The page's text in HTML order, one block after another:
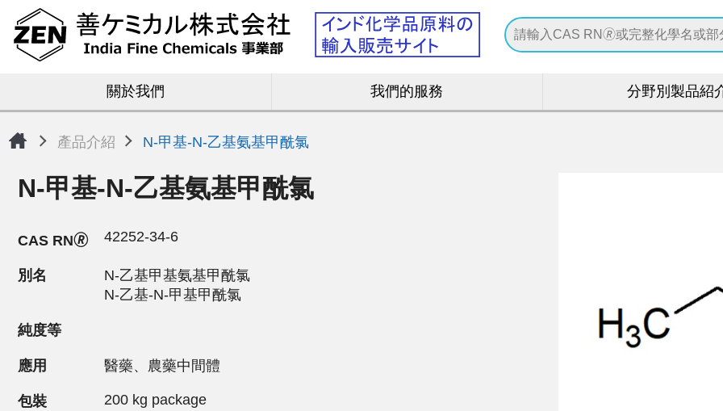
關於我們 我們的服務 分野別製品紹
產品介紹 N-甲基-N-乙基氨基甲酰氯
N-甲基-N-乙基氨基甲酰氯
CAS RN🄬 42252-34-6
別名
N-乙基甲基氨基甲酰氯
N-乙基-N-甲基甲酰氯
純度等
應用 醫藥、農藥中間體
包裝 200 kg package